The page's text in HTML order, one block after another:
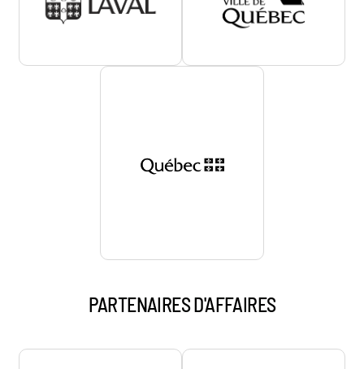
PARTENAIRES D'AFFAIRES